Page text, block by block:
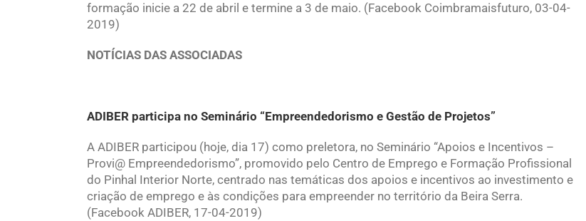
formação inicie a 22 de abril e termine a 3 de maio. (Facebook Coimbramaisfuturo, 03-04-
2019)
NOTÍCIAS DAS ASSOCIADAS
ADIBER participa no Seminário “Empreendedorismo e Gestão de Projetos”
A ADIBER participou (hoje, dia 17) como preletora, no Seminário “Apoios e Incentivos –
Provi@ Empreendedorismo”, promovido pelo Centro de Emprego e Formação Profissional
do Pinhal Interior Norte, centrado nas temáticas dos apoios e incentivos ao investimento e
criação de emprego e às condições para empreender no território da Beira Serra.
(Facebook ADIBER, 17-04-2019)